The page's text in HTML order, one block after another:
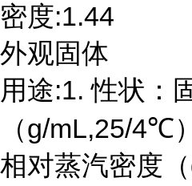
密度:1.44
外观固体
用途:1. 性状：
（g/mL,25/4℃
相对蒸汽密度